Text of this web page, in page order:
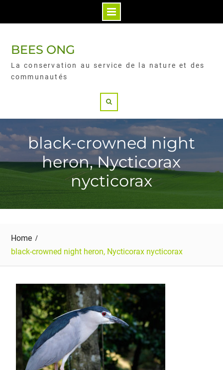
BEES ONG
La conservation au service de la nature et des
communautés
black-crowned night
heron, Nycticorax
nycticorax
Home
black-crowned night heron, Nycticorax nycticorax